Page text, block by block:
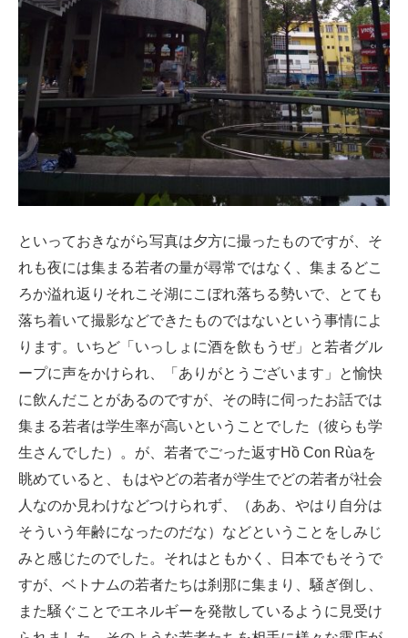
といっておきながら写真は夕方に撮ったものですが、そ
れも夜には集まる若者の量が尋常ではなく、集まるどこ
ろか溢れ返りそれこそ湖にこぼれ落ちる勢いで、とても
落ち着いて撮影などできたものではないという事情によ
ります。いちど「いっしょに酒を飲もうぜ」と若者グル
ープに声をかけられ、「ありがとうございます」と愉快
に飲んだことがあるのですが、その時に伺ったお話では
集まる若者は学生率が高いということでした（彼らも学
生さんでした）。が、若者でごった返すHồ Con Rùaを
眺めていると、もはやどの若者が学生でどの若者が社会
人なのか見わけなどつけられず、（ああ、やはり自分は
そういう年齢になったのだな）などということをしみじ
みと感じたのでした。それはともかく、日本でもそうで
すが、ベトナムの若者たちは刹那に集まり、騒ぎ倒し、
また騒ぐことでエネルギーを発散しているように見受け